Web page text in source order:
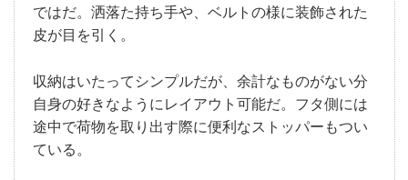
ではだ。洒落た持ち手や、ベルトの様に装飾された
皮が目を引く。
収納はいたってシンプルだが、余計なものがない分
自身の好きなようにレイアウト可能だ。フタ側には
途中で荷物を取り出す際に便利なストッパーもつい
ている。